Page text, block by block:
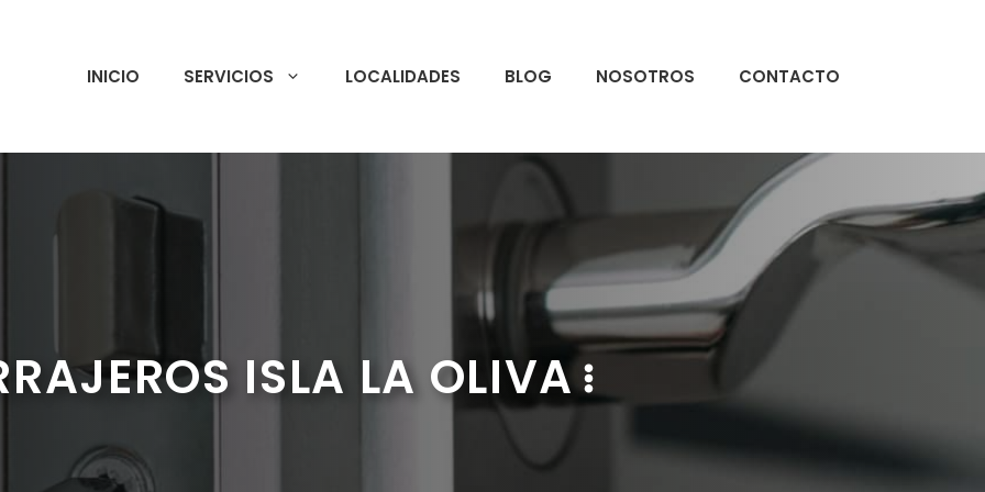
INICIO SERVICIOS LOCALIDADES BLOG NOSOTROS CONTACTO
ISLA LA OLIVA